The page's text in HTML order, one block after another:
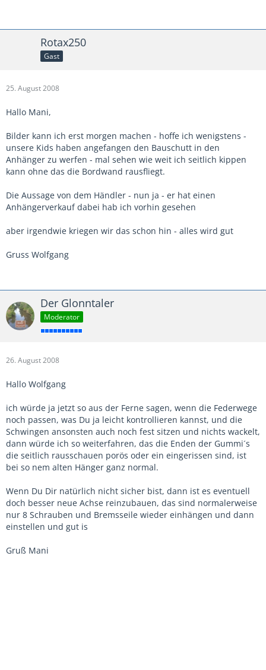
Rotax250
Gast
25. August 2008
Hallo Mani,
Bilder kann ich erst morgen machen - hoffe ich wenigstens -
unsere Kids haben angefangen den Bauschutt in den
Anhänger zu werfen - mal sehen wie weit ich seitlich kippen
kann ohne das die Bordwand rausfliegt.
Die Aussage von dem Händler - nun ja - er hat einen
Anhängerverkauf dabei hab ich vorhin gesehen
aber irgendwie kriegen wir das schon hin - alles wird gut
Gruss Wolfgang
Der Glonntaler
Moderator
26. August 2008
Hallo Wolfgang
ich würde ja jetzt so aus der Ferne sagen, wenn die Federwege
noch passen, was Du ja leicht kontrollieren kannst, und die
Schwingen ansonsten auch noch fest sitzen und nichts wackelt,
dann würde ich so weiterfahren, das die Enden der Gummi´s
die seitlich rausschauen porös oder ein eingerissen sind, ist
bei so nem alten Hänger ganz normal.
Wenn Du Dir natürlich nicht sicher bist, dann ist es eventuell
doch besser neue Achse reinzubauen, das sind normalerweise
nur 8 Schrauben und Bremsseile wieder einhängen und dann
einstellen und gut is
Gruß Mani